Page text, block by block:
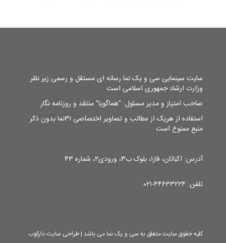
سایت سینمایی سی و یک نما رسانه ای مستقل و رسمی زیر نظر
وزارت ارشاد جمهوری اسلامی است
صاحب امتیاز و مدیر مسئول: "هماگویا" منتقد و روزنامه نگار
استفاده از هریک از مطالب و تصاویر اختصاصی ۳۱نما بدون ذکر
منبع ممنوع است
آدرس: اکباتان، فاز۱، بلوک ب۳، ورودی۲، شماره ۴۳
تلفن: ۴۴۶۳۳۲۲۴-۰۲۱
کلیه حقوق سایت متعلق به سی و یک نما می باشد | طراحی سایت دارکوب